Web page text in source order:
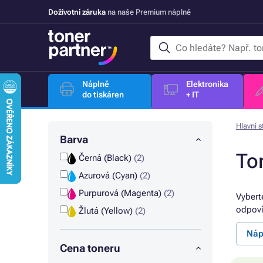
Doživotní záruka na naše Premium náplně
Náplně
do tiskáren
Elektronika
+ IT
Barva
Černá (Black) (2)
Azurová (Cyan) (2)
Purpurová (Magenta) (2)
Žlutá (Yellow) (2)
Cena toneru
Hlavní